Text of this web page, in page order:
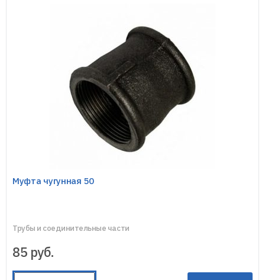
Муфта чугунная 50
Трубы и соединительные части
85 руб.